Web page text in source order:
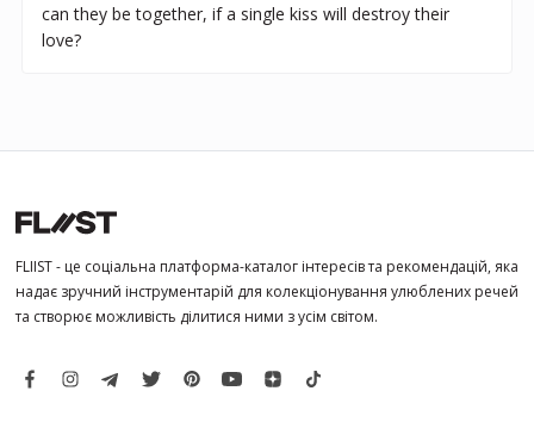
can they be together, if a single kiss will destroy their
love?
FLIIST - це соціальна платформа-каталог інтересів та рекомендацій, яка
надає зручний інструментарій для колекціонування улюблених речей
та створює можливість ділитися ними з усім світом.